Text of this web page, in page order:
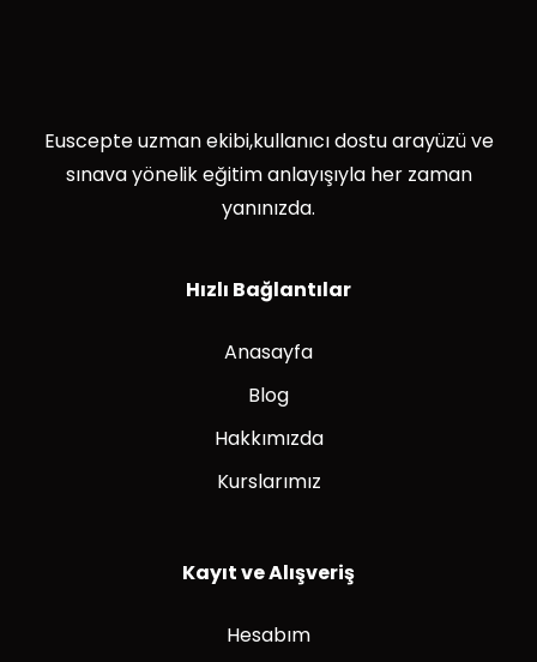
Euscepte uzman ekibi,kullanıcı dostu arayüzü ve
sınava yönelik eğitim anlayışıyla her zaman
yanınızda.
Hızlı Bağlantılar
Anasayfa
Blog
Hakkımızda
Kurslarımız
Kayıt ve Alışveriş
Hesabım